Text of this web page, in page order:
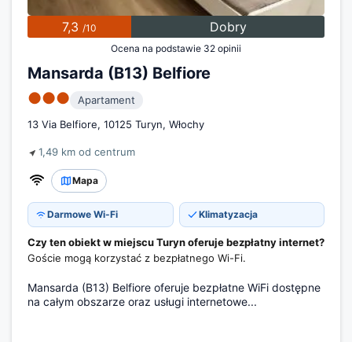
7,3 /10 Dobry
Ocena na podstawie 32 opinii
Mansarda (B13) Belfiore
●●●
Apartament
13 Via Belfiore, 10125 Turyn, Włochy
1,49 km od centrum
Mapa
Darmowe Wi-Fi Klimatyzacja
Czy ten obiekt w miejscu Turyn oferuje bezpłatny internet?
Goście mogą korzystać z bezpłatnego Wi-Fi.
Mansarda (B13) Belfiore oferuje bezpłatne WiFi dostępne
na całym obszarze oraz usługi internetowe...